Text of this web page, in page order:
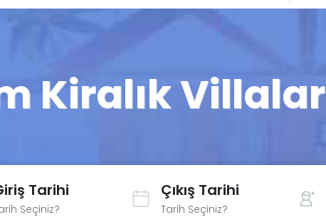
Kiralık Villalar
Tarihi
Seçiniz?
Çıkış Tarihi
Tarih Seçiniz?